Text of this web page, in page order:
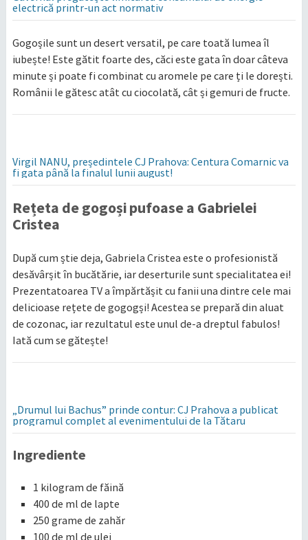
electrică printr-un act normativ
Gogoșile sunt un desert versatil, pe care toată lumea îl
iubește! Este gătit foarte des, căci este gata în doar câteva
minute și poate fi combinat cu aromele pe care ți le dorești.
Românii le gătesc atât cu ciocolată, cât și gemuri de fructe.
Virgil NANU, președintele CJ Prahova: Centura Comarnic va
fi gata până la finalul lunii august!
Rețeta de gogoși pufoase a Gabrielei
Cristea
După cum știe deja, Gabriela Cristea este o profesionistă
desăvârșit în bucătărie, iar deserturile sunt specialitatea ei!
Prezentatoarea TV a împărtășit cu fanii una dintre cele mai
delicioase rețete de gogogși! Acestea se prepară din aluat
de cozonac, iar rezultatul este unul de-a dreptul fabulos!
Iată cum se gătește!
„Drumul lui Bachus” prinde contur: CJ Prahova a publicat
programul complet al evenimentului de la Tătaru
Ingrediente
1 kilogram de făină
400 de ml de lapte
250 grame de zahăr
100 de ml de ulei